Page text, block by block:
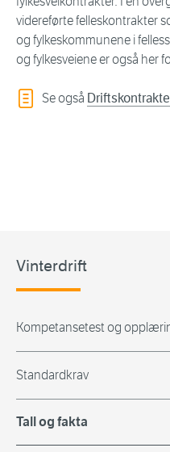
videreførte felleskontrakter
og fylkeskommunene i
og fylkesveiene er også her
Se også
Vinterdrift
Kompetansetest og
Standardkrav
Tall og fakta